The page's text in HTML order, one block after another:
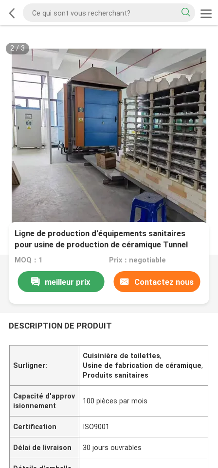
2/3
Ligne de production d'équipements sanitaires
pour usine de production de céramique Tunnel
d'usine de production d'équipements sanitaires
MOQ：1 Prix：negotiable
meilleur prix Contactez nous
DESCRIPTION DE PRODUIT
Surligner:
Cuisinière de toilettes,
Usine de fabrication de céramique,
Produits sanitaires
Capacité d'approv
isionnement
100 pièces par mois
Certification ISO9001
Délai de livraison 30 jours ouvrables